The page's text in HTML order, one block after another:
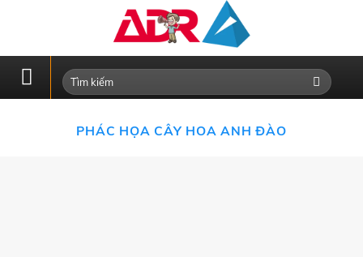
PHÁC HỌA CÂY HOA ANH ĐÀO